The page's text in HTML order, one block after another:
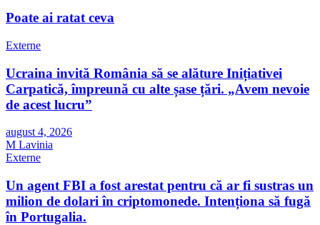
Poate ai ratat ceva
Externe
Ucraina invită România să se alăture Inițiativei
Carpatică, împreună cu alte șase țări. „Avem nevoie
de acest lucru”
august 4, 2026
M Lavinia
Externe
Un agent FBI a fost arestat pentru că ar fi sustras un
milion de dolari în criptomonede. Intenționa să fugă
în Portugalia.